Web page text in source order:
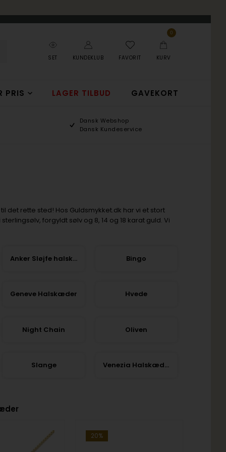
SET KUNDEKLUB FAVORIT
0
KURV
PRIS LAGER TILBUD GAVEKORT
Dansk Webshop
Dansk Kundeservice
rette sted! Hos Guldsmykket.dk har vi et stort
forgyldt sølv og 8, 14 og 18 karat guld. Vi
Anker Sløjfe halskæder Bingo
Geneve Halskæder Hvede
Night Chain Oliven
Slange Venezia Halskæder
20%